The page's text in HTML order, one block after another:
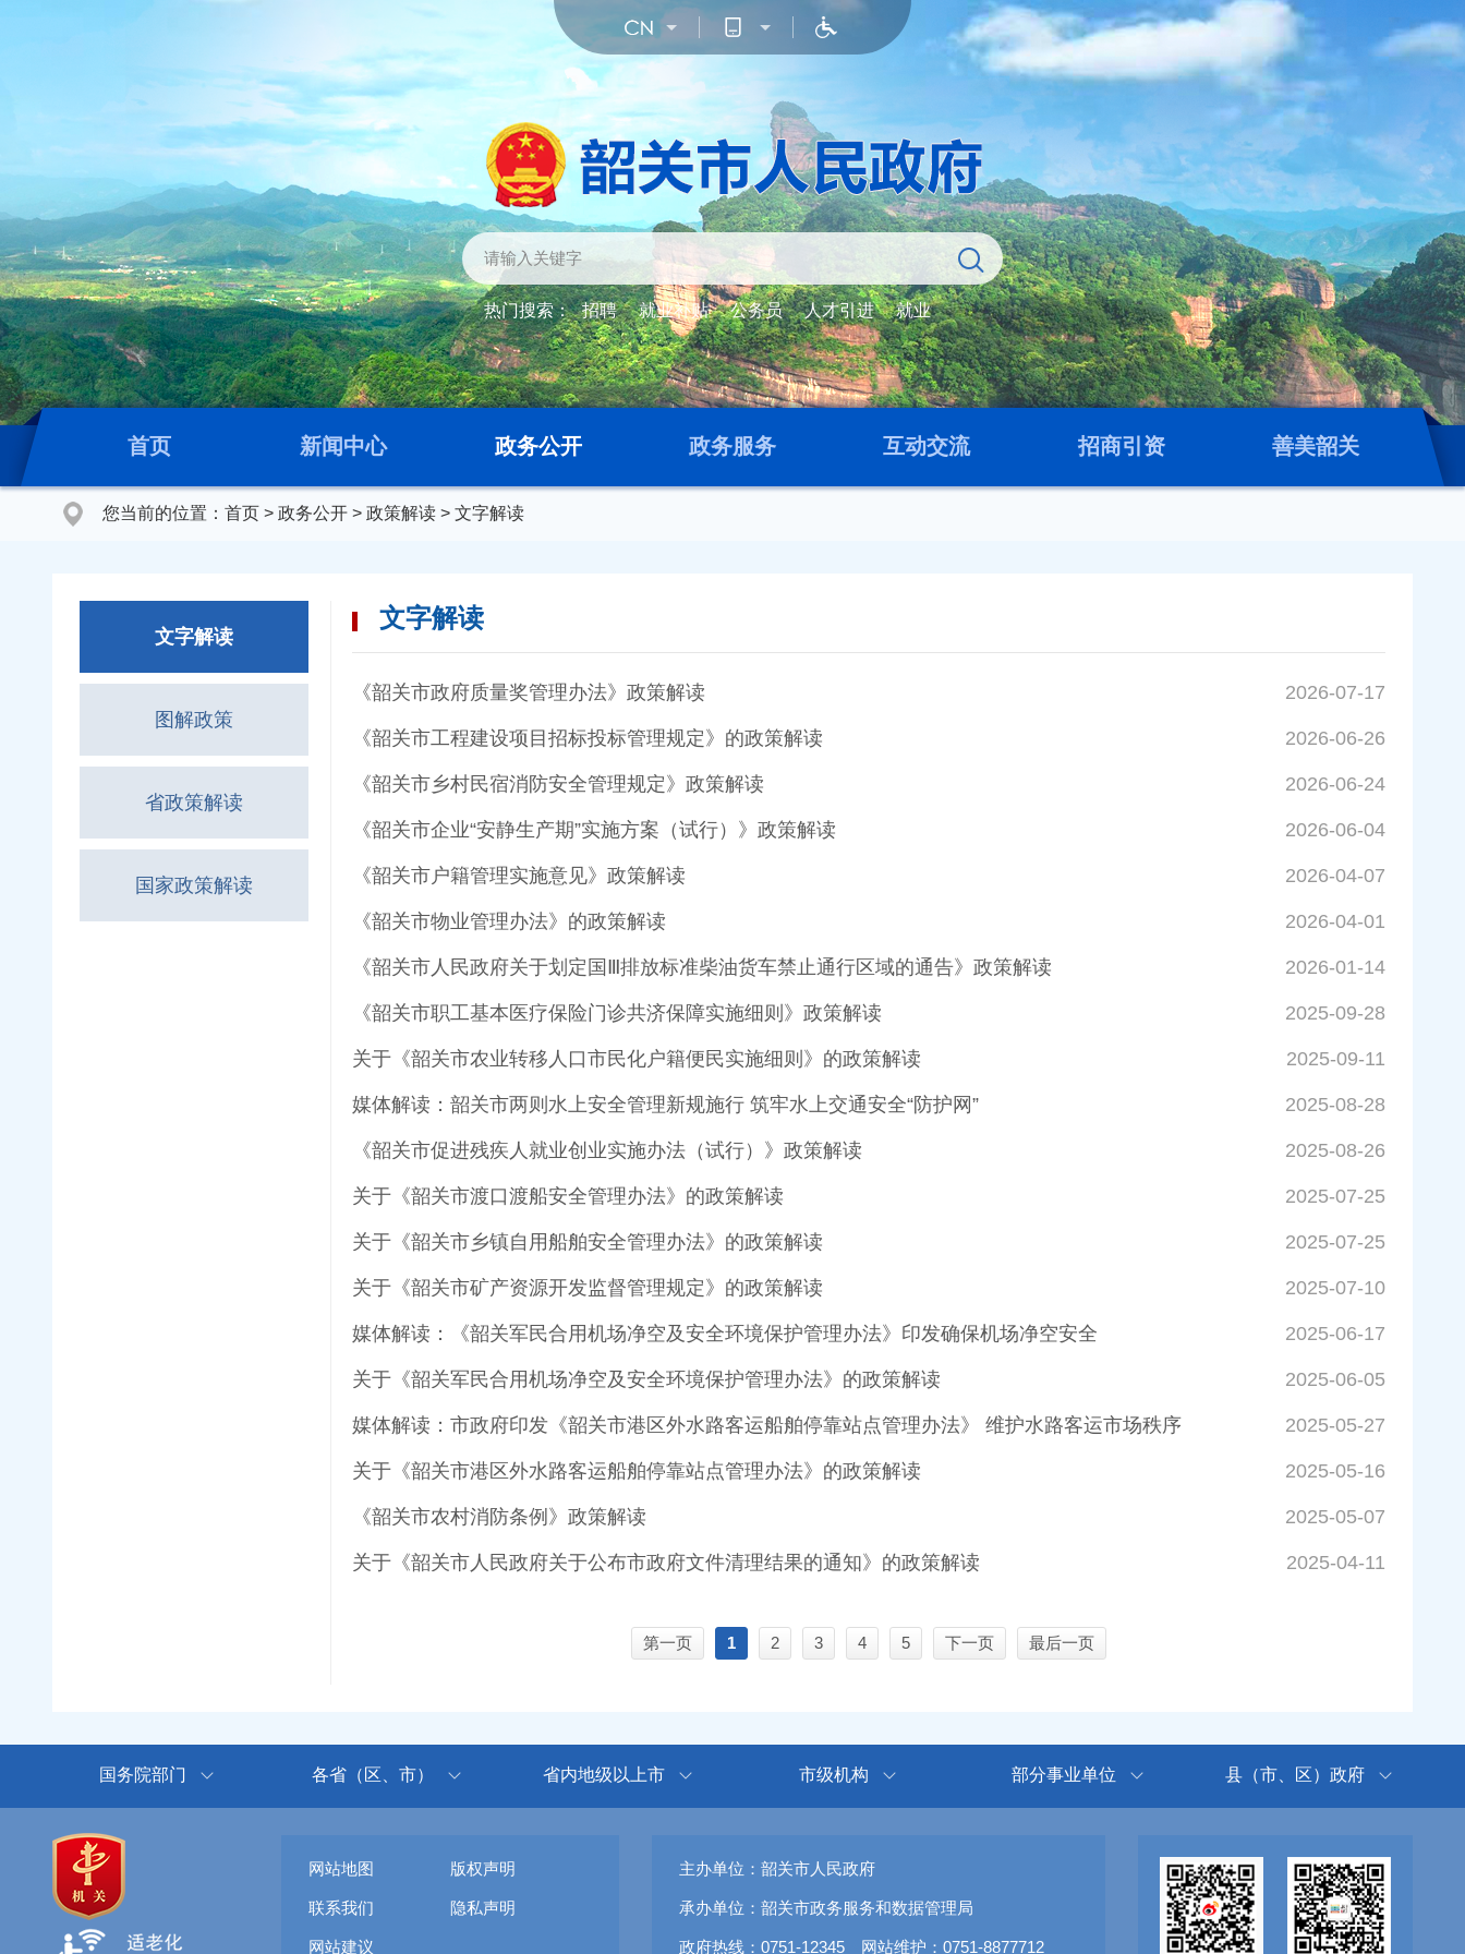
热门搜索： 招聘 就业补贴 公务员 人才引进 就业
首页 新闻中心 政务公开 政务服务 互动交流 招商引资 善美韶关
您当前的位置： 首页 > 政务公开 > 政策解读 > 文字解读
文字解读
图解政策
省政策解读
国家政策解读
文字解读
《韶关市政府质量奖管理办法》政策解读 2026-07-17
《韶关市工程建设项目招标投标管理规定》的政策解读 2026-06-26
《韶关市乡村民宿消防安全管理规定》政策解读 2026-06-24
《韶关市企业“安静生产期”实施方案（试行）》政策解读 2026-06-04
《韶关市户籍管理实施意见》政策解读 2026-04-07
《韶关市物业管理办法》的政策解读 2026-04-01
《韶关市人民政府关于划定国Ⅲ排放标准柴油货车禁止通行区域的通告》政策解读 2026-01-14
《韶关市职工基本医疗保险门诊共济保障实施细则》政策解读 2025-09-28
关于《韶关市农业转移人口市民化户籍便民实施细则》的政策解读 2025-09-11
媒体解读：韶关市两则水上安全管理新规施行 筑牢水上交通安全“防护网” 2025-08-28
《韶关市促进残疾人就业创业实施办法（试行）》政策解读 2025-08-26
关于《韶关市渡口渡船安全管理办法》的政策解读 2025-07-25
关于《韶关市乡镇自用船舶安全管理办法》的政策解读 2025-07-25
关于《韶关市矿产资源开发监督管理规定》的政策解读 2025-07-10
媒体解读：《韶关军民合用机场净空及安全环境保护管理办法》印发确保机场净空安全 2025-06-17
关于《韶关军民合用机场净空及安全环境保护管理办法》的政策解读 2025-06-05
媒体解读：市政府印发《韶关市港区外水路客运船舶停靠站点管理办法》 维护水路客运市场秩序 2025-05-27
关于《韶关市港区外水路客运船舶停靠站点管理办法》的政策解读 2025-05-16
《韶关市农村消防条例》政策解读 2025-05-07
关于《韶关市人民政府关于公布市政府文件清理结果的通知》的政策解读 2025-04-11
第一页 1 2 3 4 5 下一页 最后一页
国务院部门 各省（区、市） 省内地级以上市 市级机构 部分事业单位 县（市、区）政府
网站地图 版权声明
联系我们 隐私声明
网站建议
主办单位：韶关市人民政府
承办单位：韶关市政务服务和数据管理局
政府热线：0751-12345 网站维护：0751-8877712